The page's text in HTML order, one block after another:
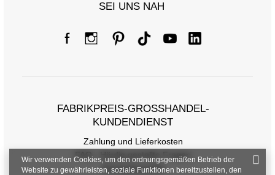
SEI UNS NAH
FABRIKPREIS-GROSSHANDEL-K
UNDENDIENST
Zahlung und Lieferkosten
FAQ - Häufig gestellte Fragen
Rückgabepolitik
Wir verwenden Cookies, um den ordnungsgemäßen Betrieb der
Website zu gewährleisten, soziale Funktionen bereitzustellen, den